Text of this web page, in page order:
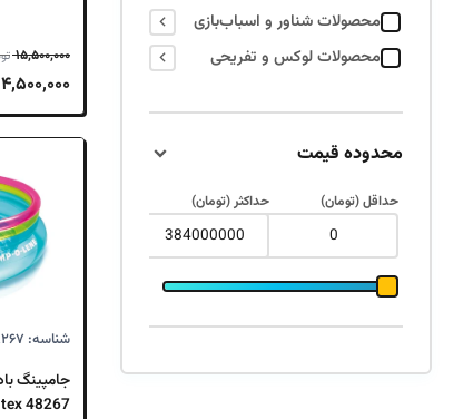
محصولات شناور و اسباب‌بازی
محصولات لوکس و تفریحی
محدوده قیمت
حداقل (تومان) حداکثر (تومان)
۱۵,۵۰۰,۰۰۰
قیمت
اصلی
شناسه: Intex-۴۸۲۶۷
جامپینگ
48267